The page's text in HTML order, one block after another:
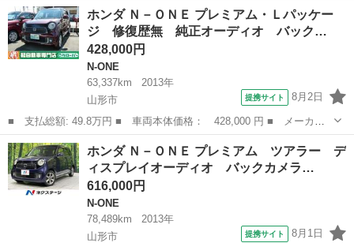
ホンダ Ｎ－ＯＮＥ プレミアム・Ｌパッケー
ジ 修復歴無 純正オーディオ バック…
428,000円
N-ONE
63,337km
2013年
山形市
提携サイト 8月2日
■ 支払総額: 49.8万円 ■ 車両本体価格： 428,000 円 ■ メーカー
名： ホンダ ■ 車種名： Ｎ－ＯＮＥ ■ グレード名： プレミア
ム・Ｌパッケージ 修復歴無 純正オーディオ バックカメラ ＥＴ
Ｃ プッシュ...
山形 山形市 N-ONE
ホンダ Ｎ－ＯＮＥ プレミアム ツアラー デ
ィスプレイオーディオ バックカメラ…
616,000円
N-ONE
78,489km
2013年
山形市
提携サイト 8月1日